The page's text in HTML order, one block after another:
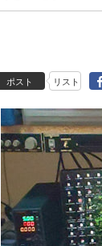
ポスト リスト